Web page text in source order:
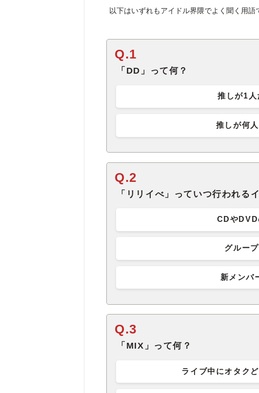
以下はいずれもアイドル界隈でよく聞く用語
Q.1
「DD」って何？
推しが1人
推しが何
Q.2
「リリイべ」っていつ行われる
CDや
グルー
新メンバ
Q.3
「MIX」って何？
ライブ中にオタク